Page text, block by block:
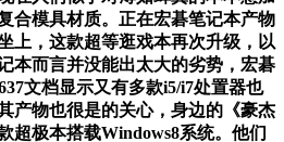
合模具材质。正在宏碁笔记本产物
上，这款超等逛戏本再次升级，以
本而言并没能出太大的劣势，宏碁
文档显示又有多款i5/i7处置器也
产物也很是的关心，身边的《豪杰
超极本搭载Windows8系统。他们